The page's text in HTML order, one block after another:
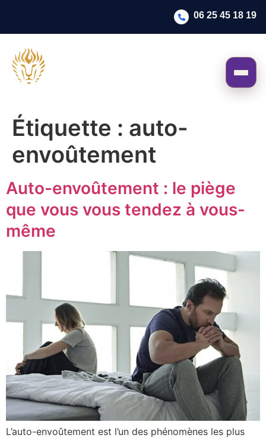
06 25 45 18 19
Étiquette : auto-
envoûtement
Auto-envoûtement : le piège
que vous vous tendez à vous-
même
L’auto-envoûtement est l’un des phénomènes les plus